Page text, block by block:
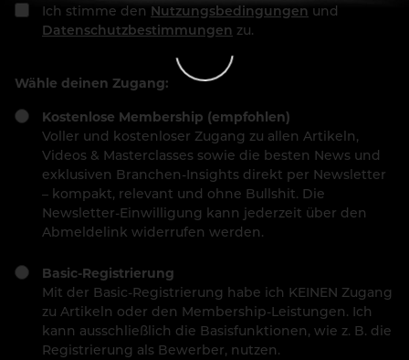
Ich stimme den Nutzungsbedingungen und
Datenschutzbestimmungen zu.
Wähle deinen Zugang:
Kostenlose Membership (empfohlen)
Voller und kostenloser Zugang zu allen Artikeln,
Videos & Masterclasses sowie die besten News und
exklusiven Branchen-Insights direkt per Newsletter
– kompakt, relevant und ohne Bullshit. Die
Newsletter-Einwilligung kann jederzeit über den
Abmeldelink widerrufen werden.
Basic-Registrierung
Mit der Basic-Registrierung habe ich KEINEN Zugang
zu Artikeln oder den Membership-Leistungen. Ich
kann ausschließlich die Basisfunktionen, wie z. B. die
Registrierung als Bewerber, nutzen.